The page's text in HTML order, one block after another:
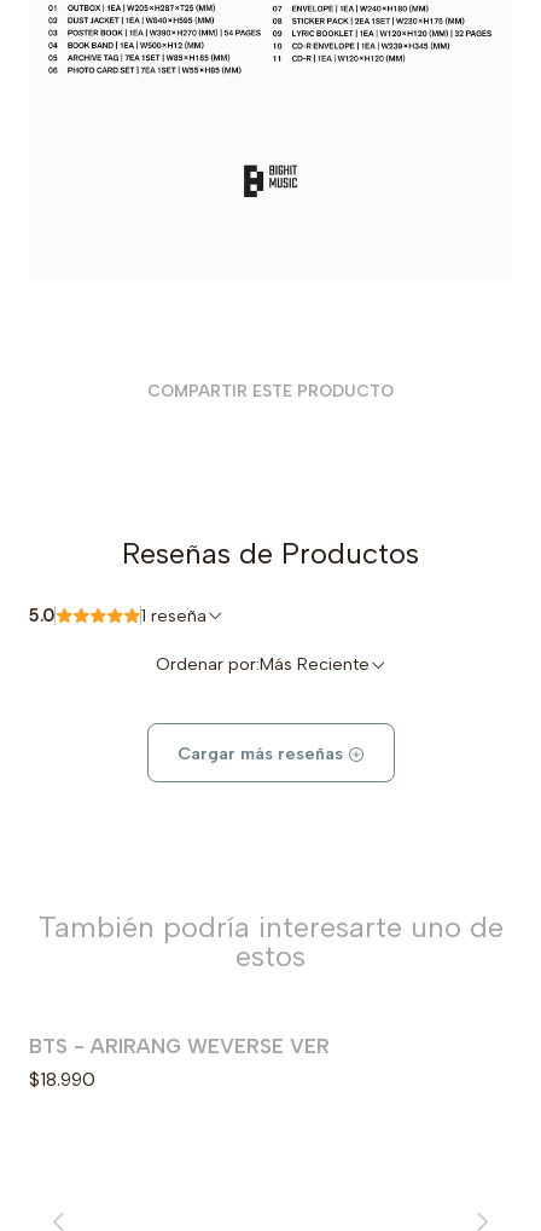
COMPARTIR ESTE PRODUCTO
Reseñas de Productos
5.0 1 reseña
Ordenar por:Más Reciente
Cargar más reseñas
También podría interesarte uno de
estos
Agotado
BTS - ARIRANG WEVERSE VER
$18.990